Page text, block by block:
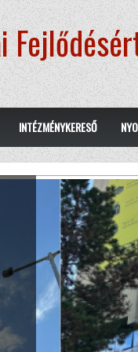
INTÉZMÉNYKERESŐ